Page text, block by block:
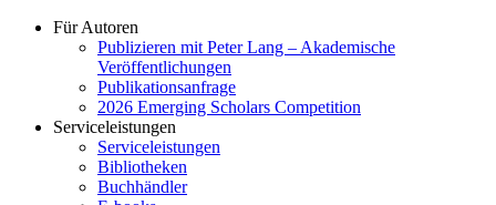
Für Autoren
Publizieren mit Peter Lang – Akademische
Veröffentlichungen
Publikationsanfrage
2026 Emerging Scholars Competition
Serviceleistungen
Serviceleistungen
Bibliotheken
Buchhändler